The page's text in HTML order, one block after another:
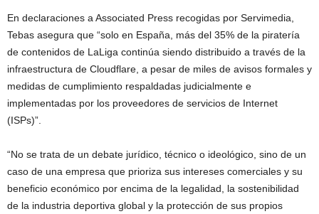
En declaraciones a Associated Press recogidas por Servimedia,
Tebas asegura que “solo en España, más del 35% de la piratería
de contenidos de LaLiga continúa siendo distribuido a través de la
infraestructura de Cloudflare, a pesar de miles de avisos formales y
medidas de cumplimiento respaldadas judicialmente e
implementadas por los proveedores de servicios de Internet
(ISPs)”.
“No se trata de un debate jurídico, técnico o ideológico, sino de un
caso de una empresa que prioriza sus intereses comerciales y su
beneficio económico por encima de la legalidad, la sostenibilidad
de la industria deportiva global y la protección de sus propios